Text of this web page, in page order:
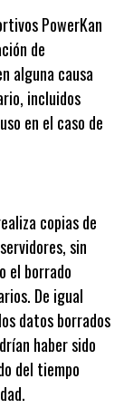
PowerKan
de
alguna causa
incluidos
en el caso de
copias de
sin
el borrado
De igual
datos borrados
haber sido
del tiempo